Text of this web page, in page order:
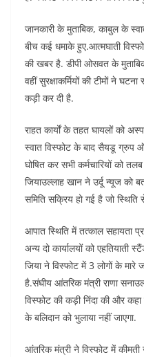
जानकारी के मुताबिक, काबुल के
बीच कई धमाके हुए.आत्मघाती
की खबर है. डीपी ओसवत के
वहीं सुरक्षाकर्मियों की टीमों ने
कड़ी कर दी है.
राहत कार्यों के तहत घायलों को
स्वात विस्फोट के बाद सैयडू ग्रुप
घोषित कर सभी कर्मचारियों को
जियाउल्लाह खान ने उर्दू न्यूज को
समिति सक्रिय हो गई है जो
आपात स्थिति में तत्काल सहायता
अन्य दो कार्यालयों को एहतियाती
जिया ने विस्फोट में 3 लोगों के
है.संघीय आंतरिक मंत्री राणा
विस्फोट की कड़ी निंदा की और कहा
के बलिदान को भुलाया नहीं जाएगा.
आंतरिक मंत्री ने विस्फोट में